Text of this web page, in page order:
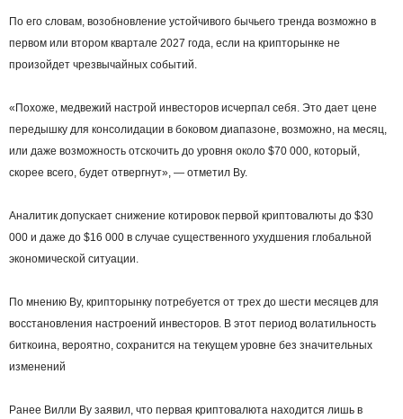
По его словам, возобновление устойчивого бычьего тренда возможно в
первом или втором квартале 2027 года, если на крипторынке не
произойдет чрезвычайных событий.
«Похоже, медвежий настрой инвесторов исчерпал себя. Это дает цене
передышку для консолидации в боковом диапазоне, возможно, на месяц,
или даже возможность отскочить до уровня около $70 000, который,
скорее всего, будет отвергнут», — отметил Ву.
Аналитик допускает снижение котировок первой криптовалюты до $30
000 и даже до $16 000 в случае существенного ухудшения глобальной
экономической ситуации.
По мнению Ву, крипторынку потребуется от трех до шести месяцев для
восстановления настроений инвесторов. В этот период волатильность
биткоина, вероятно, сохранится на текущем уровне без значительных
изменений
Ранее Вилли Ву заявил, что первая криптовалюта находится лишь в